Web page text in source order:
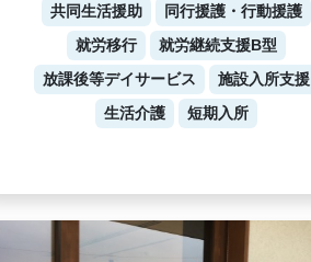
共同生活援助
同行援護・行動援護
就労移行
就労継続支援B型
放課後等デイサービス
施設入所支援
生活介護
短期入所